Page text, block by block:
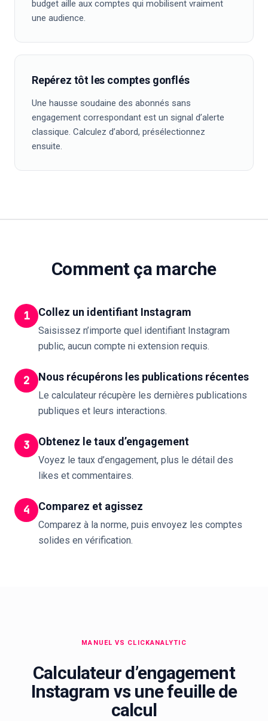
budget aille aux comptes qui mobilisent vraiment
une audience.
Repérez tôt les comptes gonflés
Une hausse soudaine des abonnés sans
engagement correspondant est un signal d’alerte
classique. Calculez d’abord, présélectionnez
ensuite.
Comment ça marche
1 Collez un identifiant Instagram
Saisissez n’importe quel identifiant Instagram
public, aucun compte ni extension requis.
2 Nous récupérons les publications récentes
Le calculateur récupère les dernières publications
publiques et leurs interactions.
3 Obtenez le taux d’engagement
Voyez le taux d’engagement, plus le détail des
likes et commentaires.
4 Comparez et agissez
Comparez à la norme, puis envoyez les comptes
solides en vérification.
MANUEL VS CLICKANALYTIC
Calculateur d’engagement
Instagram vs une feuille de
calcul